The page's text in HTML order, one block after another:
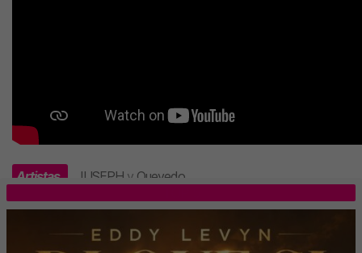
Artistas JUSEPH y Quevedo